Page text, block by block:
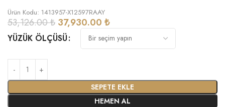
Ürün Kodu: 1413957-X12597RAAY
53,126.00₺ 37,930.00 ₺
YÜZÜK ÖLÇÜSÜ
SEPETE EKLE
HEMEN AL